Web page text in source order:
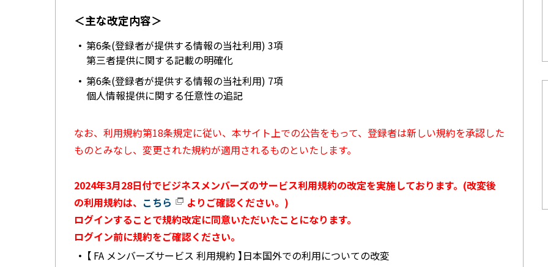
＜主な改定内容＞
第6条(登録者が提供する情報の当社利用) 3項
第三者提供に関する記載の明確化
第6条(登録者が提供する情報の当社利用) 7項
個人情報提供に関する任意性の追記
なお、利用規約第18条規定に従い、本サイト上での公告をもって、登録者は新しい規約を承認した
ものとみなし、変更された規約が適用されるものといたします。
2024年3月28日付でビジネスメンバーズのサービス利用規約の改定を実施しております。(改変後
の利用規約は、 こちら
よりご確認ください。)
ログインすることで規約改定に同意いただいたことになります。
ログイン前に規約をご確認ください。
【 FA メンバーズサービス 利用規約 】日本国外での利用についての改変